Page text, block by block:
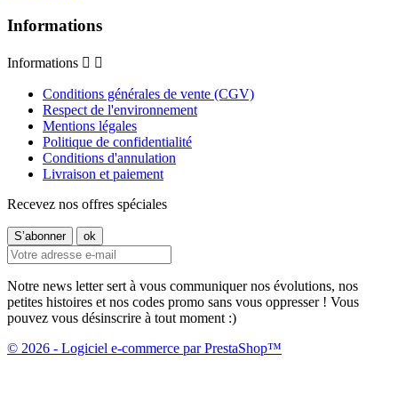
Informations
Informations  
Conditions générales de vente (CGV)
Respect de l'environnement
Mentions légales
Politique de confidentialité
Conditions d'annulation
Livraison et paiement
Recevez nos offres spéciales
Notre news letter sert à vous communiquer nos évolutions, nos
petites histoires et nos codes promo sans vous oppresser ! Vous
pouvez vous désinscrire à tout moment :)
© 2026 - Logiciel e-commerce par PrestaShop™